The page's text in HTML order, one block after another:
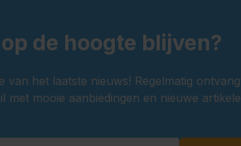
de hoogte blijven?
van het laatste nieuws! Regelmatig
met mooie aanbiedingen en nieuwe